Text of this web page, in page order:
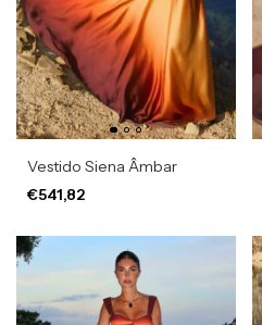
Vestido Siena Âmbar
€541,82